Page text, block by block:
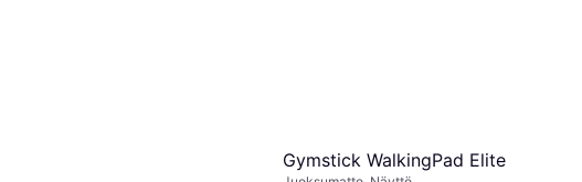
Gymstick WalkingPad Elite